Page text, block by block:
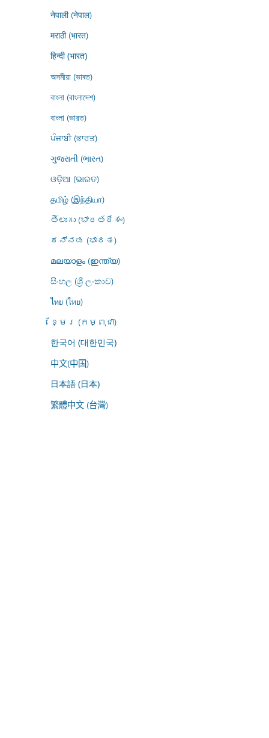
नेपाली (नेपाल)
मराठी (भारत)
हिन्दी (भारत)
অসমীয়া (ভাৰত)
বাংলা (বাংলাদেশ)
বাংলা (ভারত)
ਪੰਜਾਬੀ (ਭਾਰਤ)
ગુજરાતી (ભારત)
ଓଡ଼ିଆ (ଭାରତ)
தமிழ் (இந்தியா)
తెలుగు (భారతదేశం)
ಕನ್ನಡ (ಭಾರತ)
മലയാളം (ഇന്ത്യ)
සිංහල (ශ්‍රී ලංකාව)
ไทย (ไทย)
ខ្មែរ (កម្ពុជា)
한국어 (대한민국)
中文(中国)
日本語 (日本)
繁體中文 (台灣)